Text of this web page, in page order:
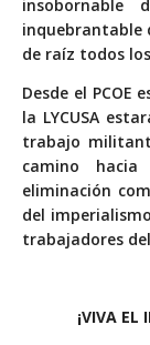
insobornable
inquebrantable
de raíz todos
Desde el PCOE
la LYCUSA
trabajo
camino
eliminación
del
trabajadores
¡VIVA EL